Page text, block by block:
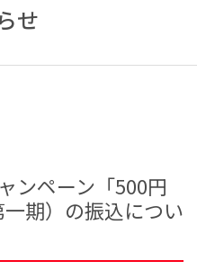
せ
ンペーン「500円
期）の振込につい